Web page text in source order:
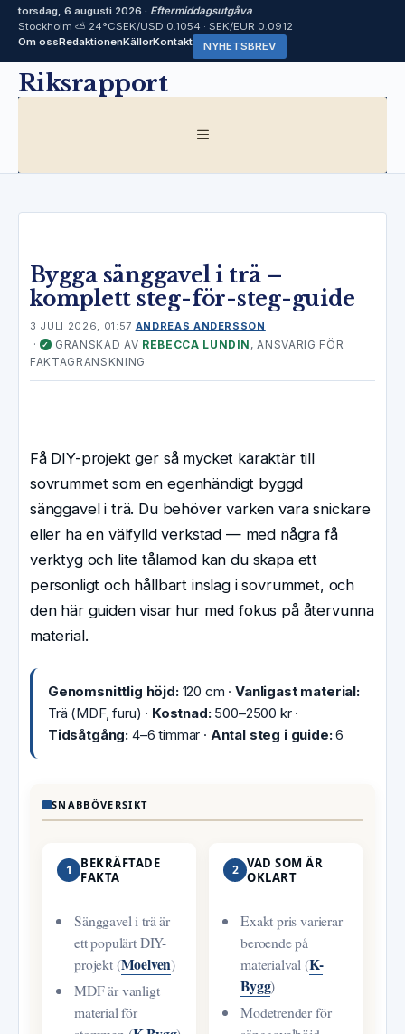
torsdag, 6 augusti 2026 · Eftermiddagsutgåva
Stockholm ⛅ 24°CSEK/USD 0.1054 · SEK/EUR 0.0912
Om ossRedaktionenKällorKontakt NYHETSBREV
HoppaRiksrapport
MENY
Bygga sänggavel i trä –
komplett steg-för-steg-guide
3 JULI 2026, 01:57 ANDREAS ANDERSSON
· ✓ GRANSKAD AV REBECCA LUNDIN , ANSVARIG FÖR
FAKTAGRANSKNING
Få DIY-projekt ger så mycket karaktär till
sovrummet som en egenhändigt byggd
sänggavel i trä. Du behöver varken vara snickare
eller ha en välfylld verkstad — med några få
verktyg och lite tålamod kan du skapa ett
personligt och hållbart inslag i sovrummet, och
den här guiden visar hur med fokus på återvunna
material.
Genomsnittlig höjd:120 cm ·Vanligast material:
Trä (MDF, furu) · Kostnad:500–2500 kr ·
Tidsåtgång: 4–6 timmar · Antal steg i guide:6
SNABBÖVERSIKT
1
BEKRÄFTADE
FAKTA
Sänggavel i trä är
ett populärt DIY-
projekt (Moelven)
MDF är vanligt
material för
2 VAD SOM ÄR
OKLART
Exakt pris varierar
beroende på
materialval (K-
Bygg)
Modetrender för